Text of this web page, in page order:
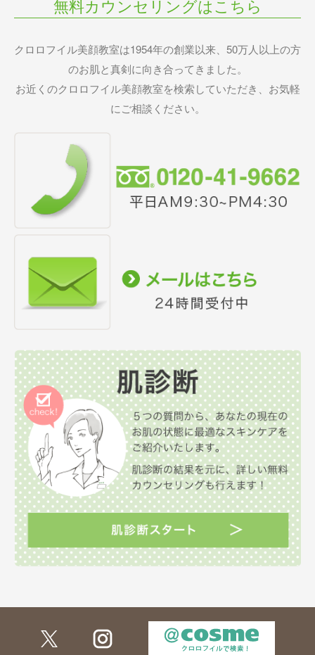
無料カウンセリングはこちら
クロロフイル美顔教室は1954年の創業以来、50万人以上の方
のお肌と真剣に向き合ってきました。
お近くのクロロフイル美顔教室を検索していただき、お気軽
にご相談ください。